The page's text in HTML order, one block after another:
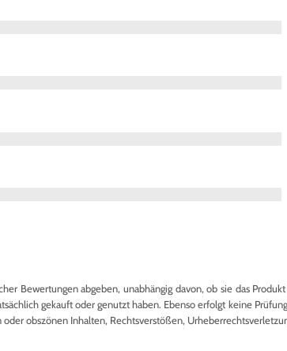
Bewertungen abgeben, unabhängig davon, ob sie das
gekauft oder genutzt haben. Ebenso erfolgt keine
obszönen Inhalten, Rechtsverstößen,